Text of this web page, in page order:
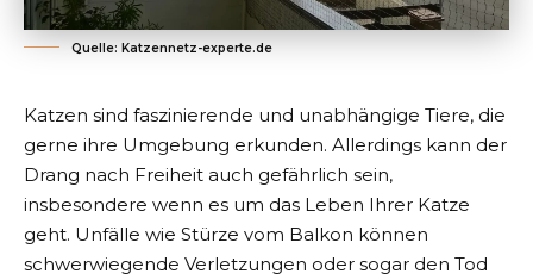
Quelle: Katzennetz-experte.de
Katzen sind faszinierende und unabhängige Tiere, die
gerne ihre Umgebung erkunden. Allerdings kann der
Drang nach Freiheit auch gefährlich sein,
insbesondere wenn es um das Leben Ihrer Katze
geht. Unfälle wie Stürze vom Balkon können
schwerwiegende Verletzungen oder sogar den Tod